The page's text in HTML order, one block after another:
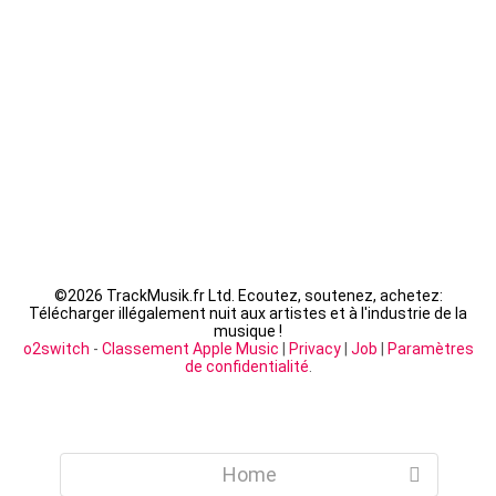
©2026 TrackMusik.fr Ltd. Ecoutez, soutenez, achetez:
Télécharger illégalement nuit aux artistes et à l'industrie de la
musique !
o2switch - Classement Apple Music Privacy| Job
Paramètres
de confidentialité
Home